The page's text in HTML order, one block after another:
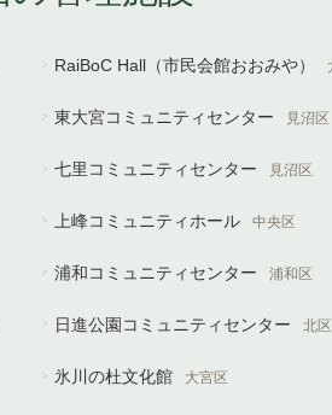
RaiBoC Hall（市民会館おおみや）
東大宮コミュニティセンター 見沼区
七里コミュニティセンター 見沼区
上峰コミュニティホール 中央区
浦和コミュニティセンター 浦和区
日進公園コミュニティセンター 北区
氷川の杜文化館 大宮区